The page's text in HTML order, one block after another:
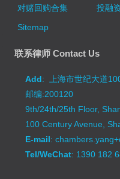
对赌回购合集
投融
Sitemap
联系律师 Contact Us
Add: 上海市世纪大道
邮编:200120
9th/24th/25th Floor,
100 Century Avenue,
E-mail:
Tel/WeChat: 1390 182